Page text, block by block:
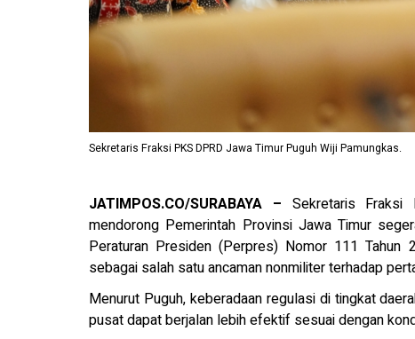
Sekretaris Fraksi PKS DPRD Jawa Timur Puguh Wiji Pamungkas.
JATIMPOS.CO/SURABAYA – Sekretaris Fraksi
mendorong Pemerintah Provinsi Jawa Timur
Peraturan Presiden (Perpres) Nomor 111 Tahun
sebagai salah satu ancaman nonmiliter terhadap
Menurut Puguh, keberadaan regulasi di tingkat
pusat dapat berjalan lebih efektif sesuai dengan